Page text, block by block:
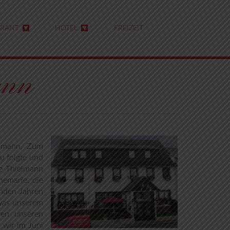
HOTEL FREIZEIT
Zum
folgte und
Thielmann
die
Jahren
unserem
unseren
im Juni